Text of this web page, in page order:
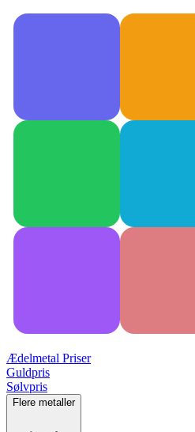
Ædelmetal Priser
Guldpris
Sølvpris
Flere metaller